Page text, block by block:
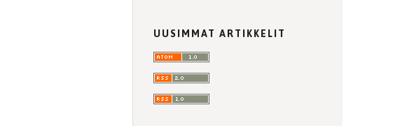
UUSIMMAT ARTIKKELIT